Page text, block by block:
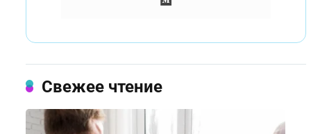
Свежее чтение